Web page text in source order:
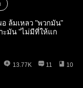
ล้มเหลว "พวกมัน"
ะมัน "ไม่มีที่ให้แก
13.77K 11 10